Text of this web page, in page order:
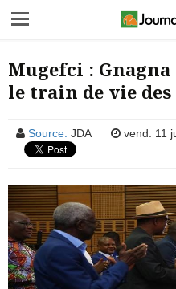
Mugefci :
le train de vie
Source: JDA vend. 11